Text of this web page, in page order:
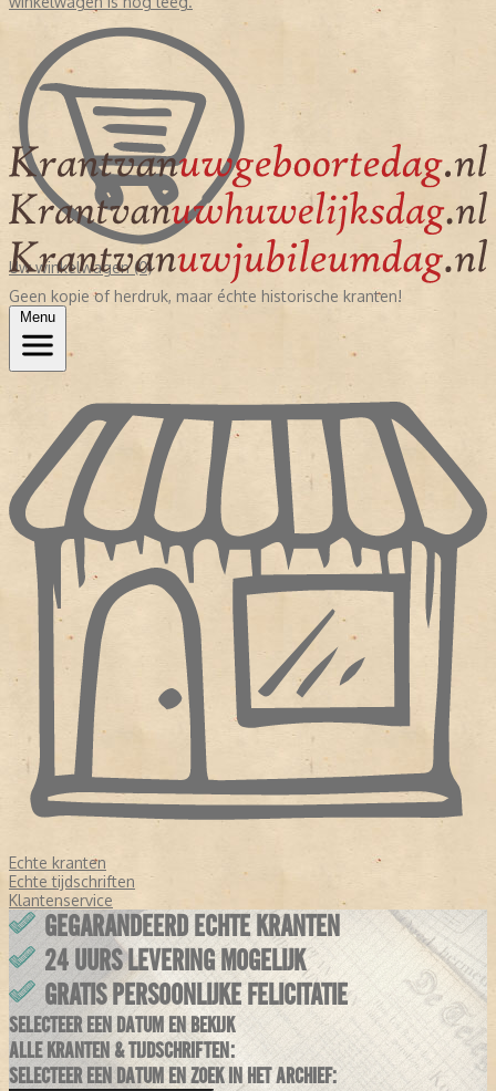
Uw winkelwagen (0)
Geen kopie of herdruk, maar échte historische kranten!
Menu
Echte kranten
Echte tijdschriften
Klantenservice
GEGARANDEERD ECHTE KRANTEN
24 UURS LEVERING MOGELIJK
GRATIS PERSOONLIJKE FELICITATIE
SELECTEER EEN DATUM EN BEKIJK
ALLE KRANTEN & TIJDSCHRIFTEN:
SELECTEER EEN DATUM EN ZOEK IN HET ARCHIEF: